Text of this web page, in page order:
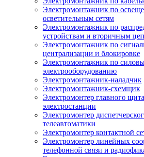
Электромонтажник по
осветительным сетям
Электромонтажник по
устройствам и вторичным
Электромонтажник по
централизации и блокировке
Электромонтажник по
электрооборудованию
Электромонтажник-наладчик
Электромонтажник-схемщик
Электромонтер главного
электростанции
Электромонтер
телеавтоматики
Электромонтер контактной
Электромонтер линейных
телефонной связи и